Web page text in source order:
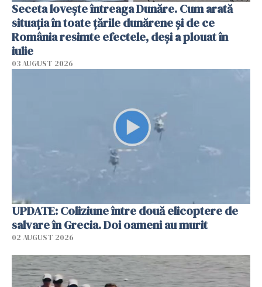
Seceta lovește întreaga Dunăre. Cum arată
situația în toate țările dunărene și de ce
România resimte efectele, deși a plouat în
iulie
03 AUGUST 2026
UPDATE: Coliziune între două elicoptere de
salvare în Grecia. Doi oameni au murit
02 AUGUST 2026